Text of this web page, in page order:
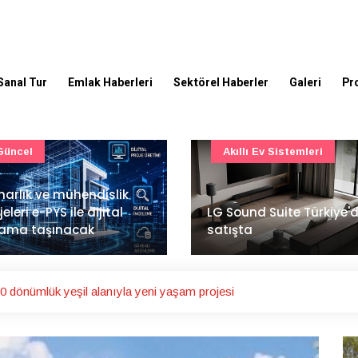
Tur Emlak Haberleri Sektörel Haberler Galeri
Suite Türkiye'de
Ev Sistemleri
İstanbul Havalimanı'nın
ana pistinde sona doğru
Ulaşım
dönümlük yeşil alanıyla yeni yaşam projesi